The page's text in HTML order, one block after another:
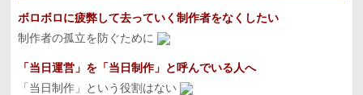
ボロボロに疲弊して去っていく制作者をなくしたい
制作者の孤立を防ぐために
「当日運営」を「当日制作」と呼んでいる人へ
「当日制作」という役割はない